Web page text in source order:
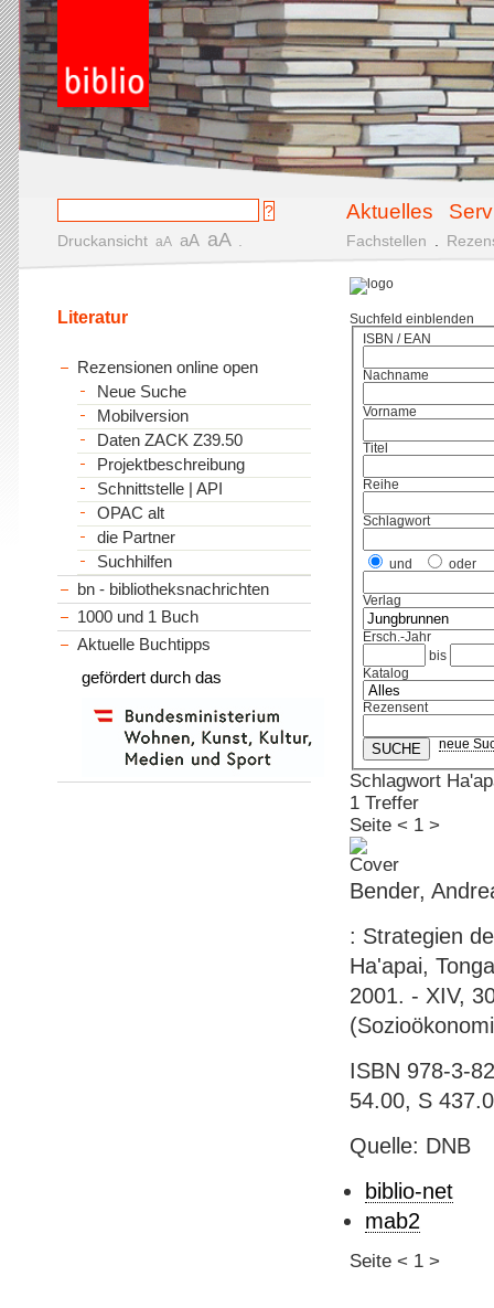
Aktuelles
Druckansicht aA aA aA Fachstellen
Suchfeld einblenden
ISBN / EAN
Nachname
Vorname
Titel
Reihe
Schlagwort
und oder
Verlag
Ersch.-Jahr
bis
Katalog
Rezensent
neue
Schlagwort
1 Treffer
Seite < 1 >
Bender,
: Strategien
Ha'apai,
2001. - XIV,
ISBN 978-3-
54.00, S
Quelle: DNB
biblio-net
mab2
Seite < 1 >
Literatur
Rezensionen online open
Neue Suche
Mobilversion
Daten ZACK Z39.50
Projektbeschreibung
Schnittstelle | API
OPAC alt
die Partner
Suchhilfen
bn - bibliotheksnachrichten
1000 und 1 Buch
Aktuelle Buchtipps
gefördert durch das